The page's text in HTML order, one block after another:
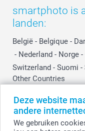
Deze website
andere
We gebruiken
smartphoto is
landen:
België - Belgique -
- Nederland - Norge -
Switzerland - Suomi -
Other Countries
Alle prijzen zijn in EURO